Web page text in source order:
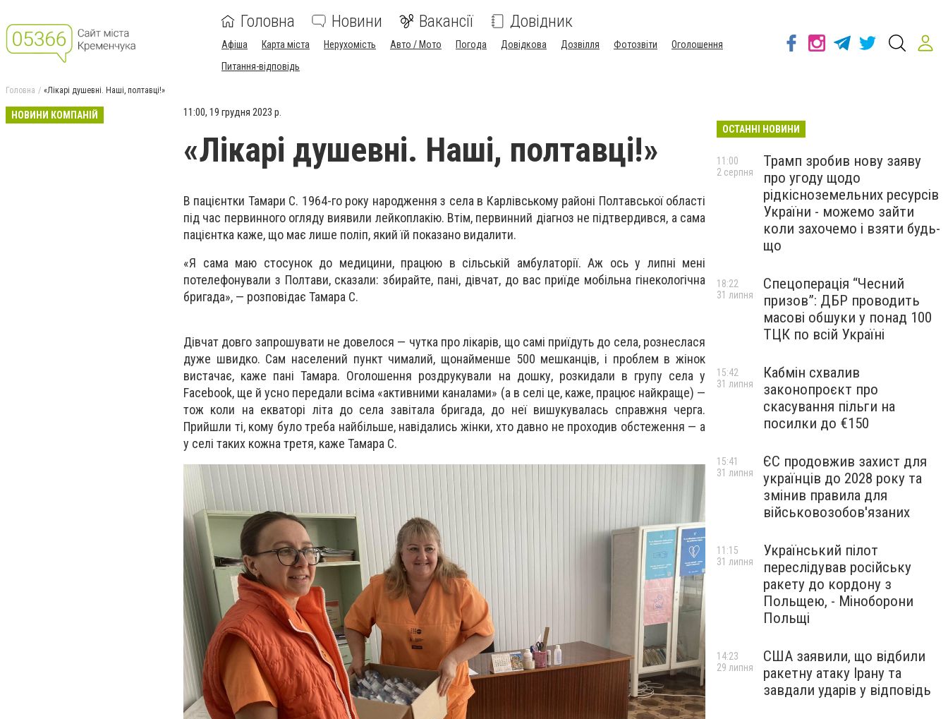
Головна Новини Вакансії Довідник
Афіша Карта міста Нерухомість Авто / Мото Погода Довідкова Дозвілля Фотозвіти
Оголошення
Питання-відповідь
Головна «Лікарі душевні. Наші, полтавці!»
НОВИНИ КОМПАНІЙ 11:00, 19 грудня 2023 р.
«Лікарі душевні. Наші, полтавці!»
В пацієнтки Тамари С. 1964-го року народження з села в Карлівському районі Полтавської області
під час первинного огляду виявили лейкоплакію. Втім, первинний діагноз не підтвердився, а сама
пацієнтка каже, що має лише поліп, який їй показано видалити.
«Я сама маю стосунок до медицини, працюю в сільській амбулаторії. Аж ось у липні мені
потелефонували з Полтави, сказали: збирайте, пані, дівчат, до вас приїде мобільна гінекологічна
бригада», — розповідає Тамара С.
Дівчат довго запрошувати не довелося — чутка про лікарів, що самі приїдуть до села, рознеслася
дуже швидко. Сам населений пункт чималий, щонайменше 500 мешканців, і проблем в жінок
вистачає, каже пані Тамара. Оголошення роздрукували на дошку, розкидали в групу села у
Facebook, ще й усно передали всіма «активними каналами» (а в селі це, каже, працює найкраще) —
тож коли на екваторі літа до села завітала бригада, до неї вишукувалась справжня черга.
Прийшли ті, кому було треба найбільше, навідались жінки, хто давно не проходив обстеження — а
у селі таких кожна третя, каже Тамара С.
ОСТАННІ НОВИНИ
Трамп зробив нову заяву
про угоду щодо
рідкісноземельних ресурсів
України - можемо зайти
коли захочемо і взяти будь-
що
11:00
2 серпня
Спецоперація “Чесний
призов”: ДБР проводить
масові обшуки у понад 100
ТЦК по всій Україні
18:22
31 липня
Кабмін схвалив
законопроєкт про
скасування пільги на
посилки до €150
15:42
31 липня
ЄС продовжив захист для
українців до 2028 року та
змінив правила для
військовозобов'язаних
15:41
31 липня
Український пілот
переслідував російську
ракету до кордону з
Польщею, - Міноборони
Польщі
11:15
31 липня
США заявили, що відбили
ракетну атаку Ірану та
завдали ударів у відповідь
14:23
29 липня